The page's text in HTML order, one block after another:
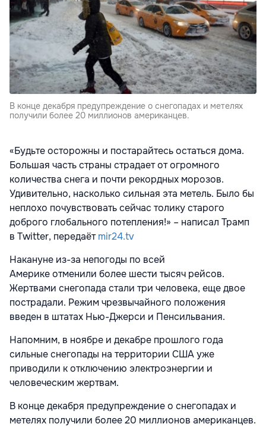
В конце декабря предупреждение о снегопадах и метелях
получили более 20 миллионов американцев.
«Будьте осторожны и постарайтесь остаться дома.
Большая часть страны страдает от огромного
количества снега и почти рекордных морозов.
Удивительно, насколько сильная эта метель. Было бы
неплохо почувствовать сейчас толику старого
доброго глобального потепления!» – написал Трамп
в Twitter, передаётmir24.tv
Накануне из-за непогоды по всей
Америке отменили более шести тысяч рейсов.
Жертвами снегопада стали три человека, еще двое
пострадали. Режим чрезвычайного положения
введен в штатах Нью-Джерси и Пенсильвания.
Напомним, в ноябре и декабре прошлого года
сильные снегопады на территории США уже
приводили к отключению электроэнергии и
человеческим жертвам.
В конце декабря предупреждение о снегопадах и
метелях получили более 20 миллионов американцев.